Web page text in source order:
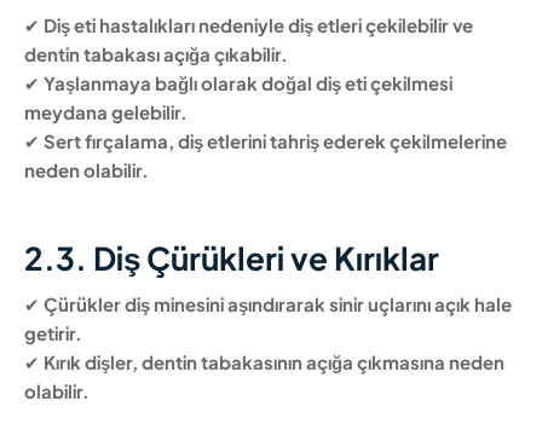
✔ Diş eti hastalıkları nedeniyle diş etleri çekilebilir ve
dentin tabakası açığa çıkabilir.
✔ Yaşlanmaya bağlı olarak doğal diş eti çekilmesi
meydana gelebilir.
✔ Sert fırçalama, diş etlerini tahriş ederek çekilmelerine
neden olabilir.
2.3. Diş Çürükleri ve Kırıklar
✔ Çürükler diş minesini aşındırarak sinir uçlarını açık hale
getirir.
✔ Kırık dişler, dentin tabakasının açığa çıkmasına neden
olabilir.